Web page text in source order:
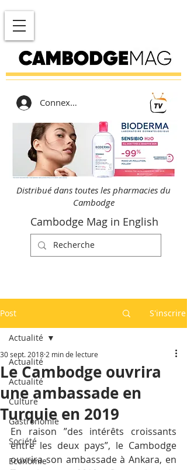
Connexion
Distribué dans toutes les pharmacies du
Cambodge
Cambodge Mag in English
Post S'inscrire
Actualité
Actualité
Culture
Gastronomie
Société
Economie
Actualité
Le Cambodge ouvrira
une ambassade en
Turquie en 2019
30 sept. 2018 2 min de lecture
En raison ”des intérêts croissants
entre les deux pays”, le Cambodge
ouvrira son ambassade à Ankara, en